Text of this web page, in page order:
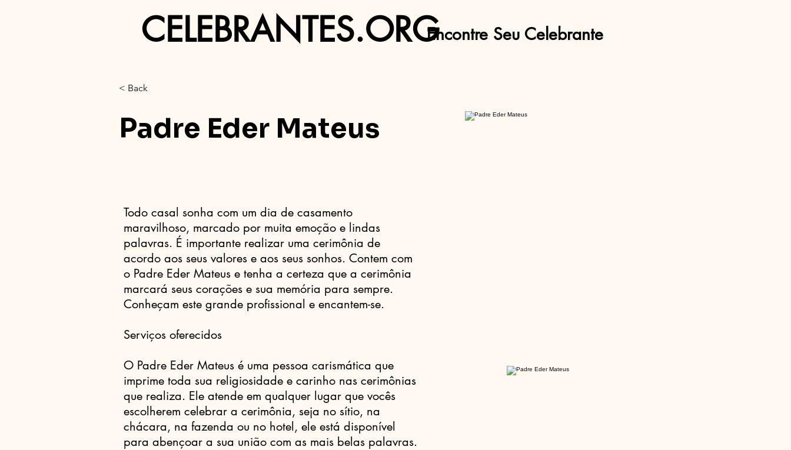
CELEBRANTES.ORGEncontre Seu Celebrante
< Back
Padre Eder Mateus
Todo casal sonha com um dia de casamento
maravilhoso, marcado por muita emoção e lindas
palavras. É importante realizar uma cerimônia de
acordo aos seus valores e aos seus sonhos. Contem com
o Padre Eder Mateus e tenha a certeza que a cerimônia
marcará seus corações e sua memória para sempre.
Conheçam este grande profissional e encantem-se.
Serviços oferecidos
O Padre Eder Mateus é uma pessoa carismática que
imprime toda sua religiosidade e carinho nas cerimônias
que realiza. Ele atende em qualquer lugar que vocês
escolherem celebrar a cerimônia, seja no sítio, na
chácara, na fazenda ou no hotel, ele está disponível
para abençoar a sua união com as mais belas palavras.